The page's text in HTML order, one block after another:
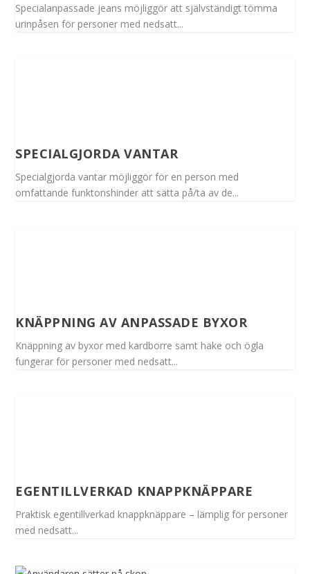
Specialanpassade jeans möjliggör att självständigt tömma
urinpåsen för personer med nedsatt...
SPECIALGJORDA VANTAR
Specialgjorda vantar möjliggör för en person med
omfattande funktonshinder att sätta på/ta av de...
KNÄPPNING AV ANPASSADE BYXOR
Knäppning av byxor med kardborre samt hake och ögla
fungerar för personer med nedsatt...
EGENTILLVERKAD KNAPPKNÄPPARE
Praktisk egentillverkad knappknäppare – lämplig för personer
med nedsatt...